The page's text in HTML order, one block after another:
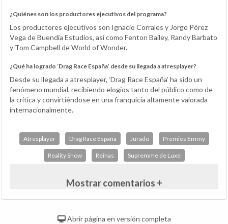
¿Quiénes son los productores ejecutivos del programa?
Los productores ejecutivos son Ignacio Corrales y Jorge Pérez
Vega de Buendía Estudios, así como Fenton Bailey, Randy Barbato
y Tom Campbell de World of Wonder.
¿Qué ha logrado ‘Drag Race España’ desde su llegada a atresplayer?
Desde su llegada a atresplayer, ‘Drag Race España’ ha sido un
fenómeno mundial, recibiendo elogios tanto del público como de
la crítica y convirtiéndose en una franquicia altamente valorada
internacionalmente.
Atresplayer Drag Race España Jurado Premios Emmy
Reality Show Reinas Supremme de Luxe
Mostrar comentarios +
Abrir página en versión completa